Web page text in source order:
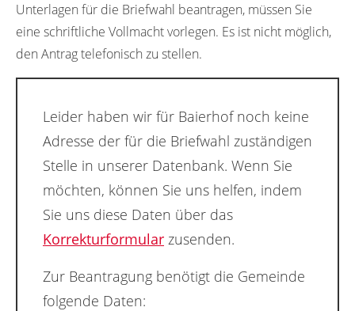
Unterlagen für die Briefwahl beantragen, müssen Sie
eine schriftliche Vollmacht vorlegen. Es ist nicht möglich,
den Antrag telefonisch zu stellen.
Leider haben wir für Baierhof noch keine
Adresse der für die Briefwahl zuständigen
Stelle in unserer Datenbank. Wenn Sie
möchten, können Sie uns helfen, indem
Sie uns diese Daten über das
Korrekturformular zusenden.
Zur Beantragung benötigt die Gemeinde
folgende Daten: